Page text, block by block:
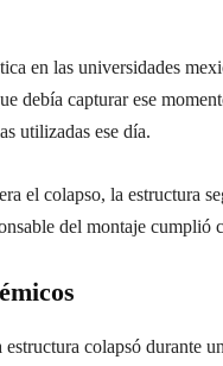
en las universidades
debía capturar ese
utilizadas ese día.
el colapso, la estructura
del montaje cumplió
estructura colapsó durante